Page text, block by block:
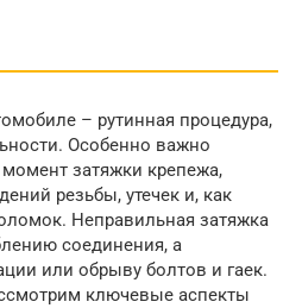
– рутинная процедура,
Особенно важно
затяжки крепежа,
резьбы, утечек и, как
Неправильная затяжка
соединения, а
или обрыву болтов и гаек.
ключевые аспекты